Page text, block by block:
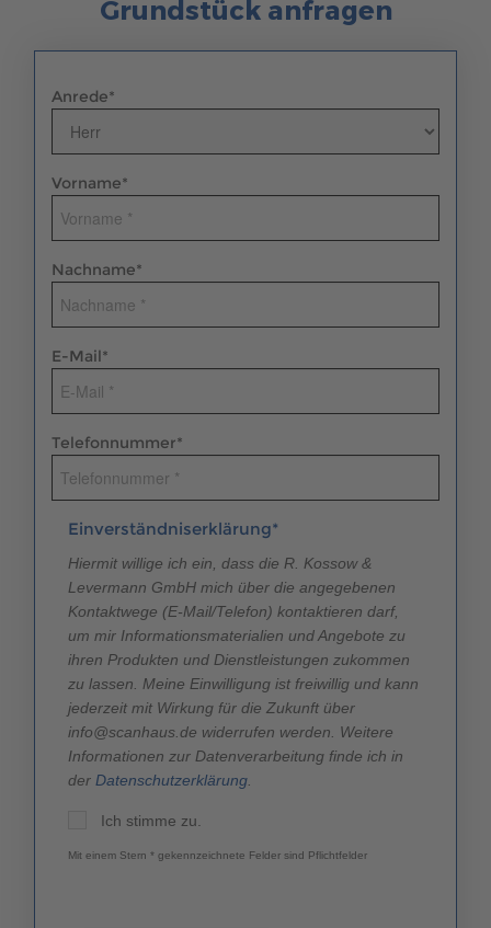
Grundstück anfragen
Anrede*
Vorname*
Nachname*
E-Mail*
Telefonnummer*
Einverständniserklärung*
Hiermit willige ich ein, dass die R. Kossow &
Levermann GmbH mich über die angegebenen
Kontaktwege (E-Mail/Telefon) kontaktieren darf,
um mir Informationsmaterialien und Angebote zu
ihren Produkten und Dienstleistungen zukommen
zu lassen. Meine Einwilligung ist freiwillig und kann
jederzeit mit Wirkung für die Zukunft über
info@scanhaus.de widerrufen werden. Weitere
Informationen zur Datenverarbeitung finde ich in
der Datenschutzerklärung
Ich stimme zu.
Mit einem Stern * gekennzeichnete Felder sind Pflichtfelder